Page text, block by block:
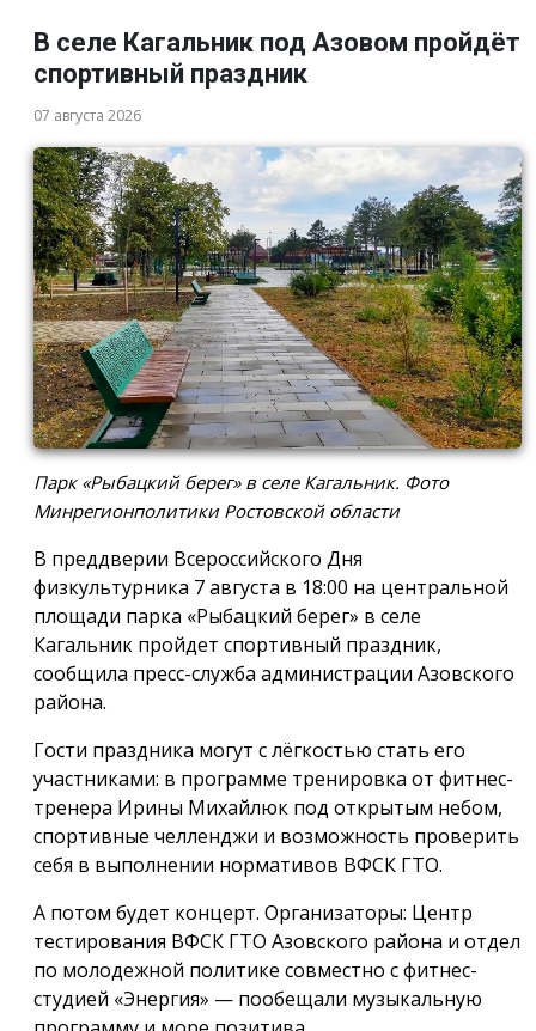
В селе Кагальник под Азовом пройдёт
спортивный праздник
07 августа 2026
Парк «Рыбацкий берег» в селе Кагальник. Фото
Минрегионполитики Ростовской области
В преддверии Всероссийского Дня
физкультурника 7 августа в 18:00 на центральной
площади парка «Рыбацкий берег» в селе
Кагальник пройдет спортивный праздник,
сообщила пресс-служба администрации Азовского
района.
Гости праздника могут с лёгкостью стать его
участниками: в программе тренировка от фитнес-
тренера Ирины Михайлюк под открытым небом,
спортивные челленджи и возможность проверить
себя в выполнении нормативов ВФСК ГТО.
А потом будет концерт. Организаторы: Центр
тестирования ВФСК ГТО Азовского района и отдел
по молодежной политике совместно с фитнес-
студией «Энергия» — пообещали музыкальную